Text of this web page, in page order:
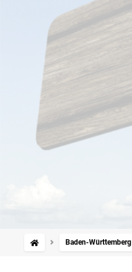
Baden-Württemberg